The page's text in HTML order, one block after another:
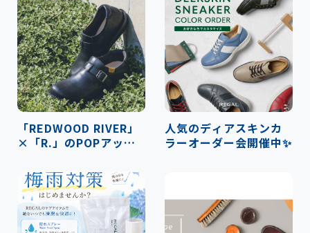
「REDWOOD RIVER」
×「R.」のPOPアップ
人気のディアスキンカ
ラーオーダー会開催中✨